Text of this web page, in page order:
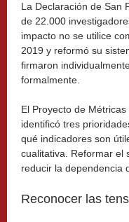
La Declaración de San
de 22.000
impacto no se utilice
2019 y reformó su
firmaron
formalmente.
El Proyecto de
identificó tres
qué indicadores son
cualitativa. Reformar el
reducir la dependencia
Reconocer las